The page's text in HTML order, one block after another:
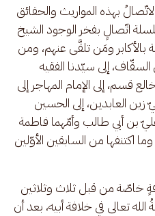
بهذه المواريث والحقائق
اتّصالٍ بفخر الوجود الشيخ
ومَن تلقَّى عنهم، ومن
إلى سيّدنا الفقيه
قسم، إلى الإمام المهاجر إلى
زين العابدين، إلى الحسين
بن أبي طالب وأمّهما فاطمة
وما اكتنفها من السابقين الأوّلين
خاصّة من قبل ثلاث وثلاثين
تعالى في خلافة أبيه، بعد أن